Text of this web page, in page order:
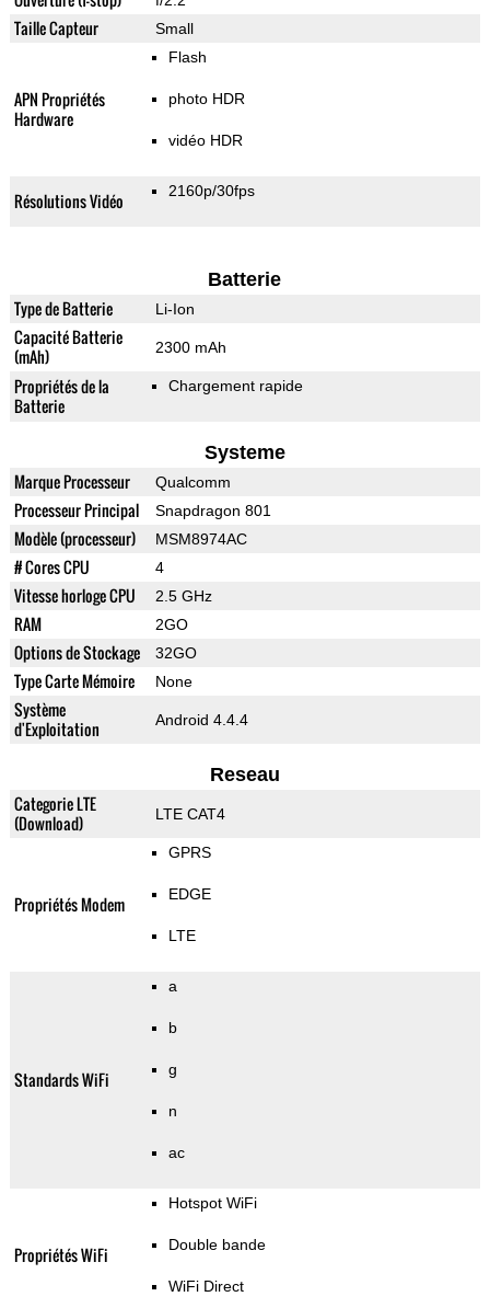
Taille Capteur Small
APN Propriétés
Hardware
Flash
photo HDR
vidéo HDR
Résolutions Vidéo 2160p/30fps
Batterie
Type de Batterie Li-Ion
Capacité Batterie
(mAh)
2300 mAh
Propriétés de la
Batterie
Chargement rapide
Systeme
Marque Processeur Qualcomm
Processeur Principal Snapdragon 801
Modèle (processeur) MSM8974AC
# Cores CPU 4
Vitesse horloge CPU 2.5 GHz
RAM 2GO
Options de Stockage 32GO
Type Carte Mémoire None
Système
d'Exploitation
Android 4.4.4
Reseau
Categorie LTE
(Download)
LTE CAT4
Propriétés Modem
GPRS
EDGE
LTE
Standards WiFi
a
b
g
n
ac
Propriétés WiFi
Hotspot WiFi
Double bande
WiFi Direct